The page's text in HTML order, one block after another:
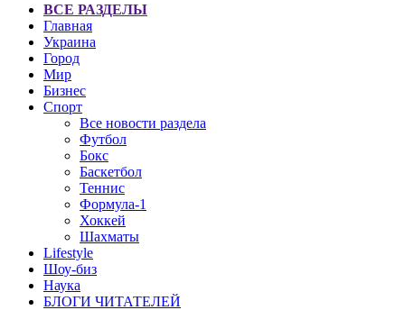
ВСЕ РАЗДЕЛЫ
Главная
Украина
Город
Мир
Бизнес
Спорт
Все новости раздела
Футбол
Бокс
Баскетбол
Теннис
Формула-1
Хоккей
Шахматы
Lifestyle
Шоу-биз
Наука
БЛОГИ ЧИТАТЕЛЕЙ